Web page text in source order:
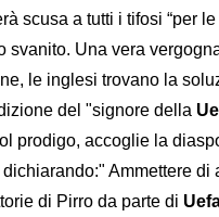
scusa a tutti i tifosi “per
svanito. Una vera
le inglesi trovano la
del "signore della
prodigo, accoglie la
Ammettere
di Pirro da parte di